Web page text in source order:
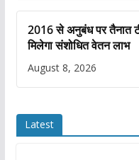
2016 से अनुबंध पर तैनात
मिलेगा संशोधित वेतन लाभ
August 8, 2026
Latest